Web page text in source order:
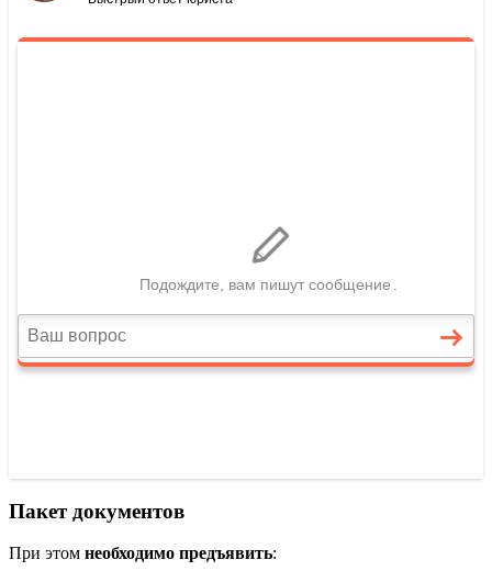
Пакет документов
При этом необходимо предъявить: